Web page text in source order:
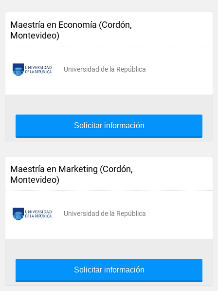
Maestría en Economía (Cordón,
Montevideo)
Universidad de la República
Solicitar información
Maestría en Marketing (Cordón,
Montevideo)
Universidad de la República
Solicitar información